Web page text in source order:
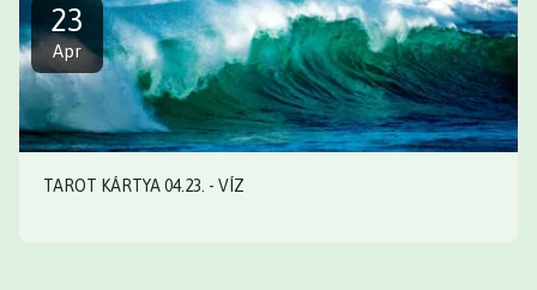
23
Apr
TAROT KÁRTYA 04.23. - VÍZ